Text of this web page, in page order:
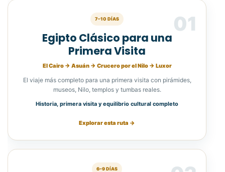
01
7–10 DÍAS
Egipto Clásico para una
Primera Visita
El Cairo → Asuán → Crucero por el Nilo → Luxor
El viaje más completo para una primera visita con pirámides,
museos, Nilo, templos y tumbas reales.
Historia, primera visita y equilibrio cultural completo
Explorar esta ruta →
6–9 DÍAS